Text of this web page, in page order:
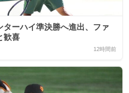
ーハイ準決勝へ進出、ファ
歓喜
12時間前